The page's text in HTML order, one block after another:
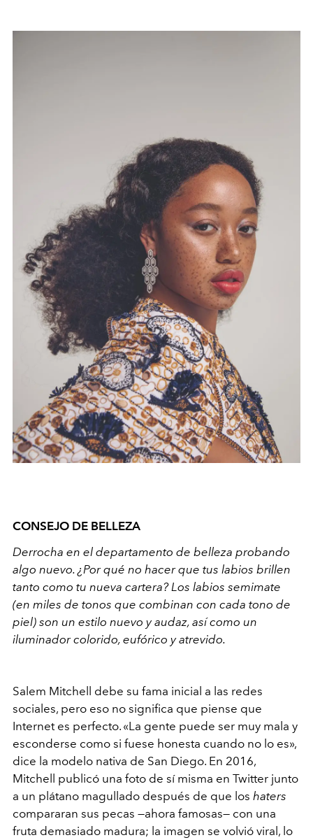
CONSEJO DE BELLEZA
Derrocha en el departamento de belleza probando
algo nuevo. ¿Por qué no hacer que tus labios brillen
tanto como tu nueva cartera? Los labios semimate
(en miles de tonos que combinan con cada tono de
piel) son un estilo nuevo y audaz, así como un
iluminador colorido, eufórico y atrevido.
Salem Mitchell debe su fama inicial a las redes
sociales, pero eso no significa que piense que
Internet es perfecto. «La gente puede ser muy mala y
esconderse como si fuese honesta cuando no lo es»,
dice la modelo nativa de San Diego. En 2016,
Mitchell publicó una foto de sí misma en Twitter junto
a un plátano magullado después de que los haters
compararan sus pecas —ahora famosas— con una
fruta demasiado madura; la imagen se volvió viral, lo